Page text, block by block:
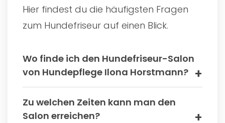
Hier findest du die häufigsten Fragen
zum Hundefriseur auf einen Blick.
Wo finde ich den Hundefriseur-Salon
von Hundepflege Ilona Horstmann?
Zu welchen Zeiten kann man den
Salon erreichen?